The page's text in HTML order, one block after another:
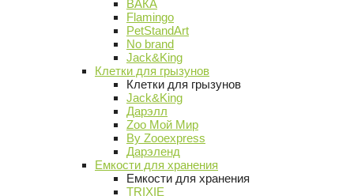
ВАКА
Flamingo
PetStandArt
No brand
Jack&King
Клетки для грызунов
Клетки для грызунов
Jack&King
Дарэлл
Zoo Мой Мир
By Zooexpress
Дарэленд
Емкости для хранения
Емкости для хранения
TRIXIE